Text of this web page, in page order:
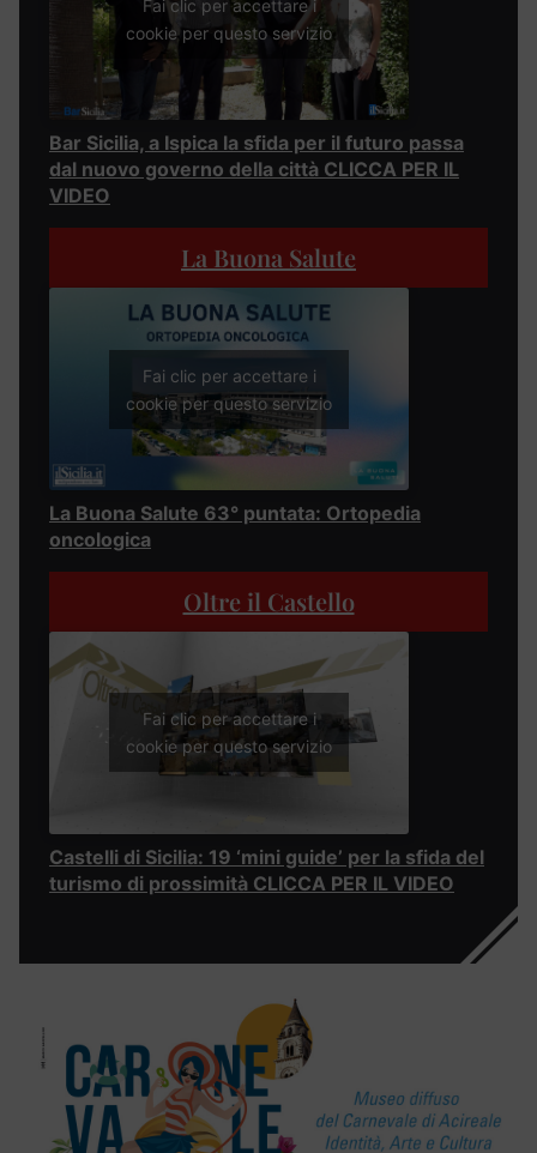
Fai clic per accettare i
cookie per questo servizio
Bar Sicilia, a Ispica la sfida per il futuro passa
dal nuovo governo della città CLICCA PER IL
VIDEO
La Buona Salute
Fai clic per accettare i
cookie per questo servizio
La Buona Salute 63° puntata: Ortopedia
oncologica
Oltre il Castello
Fai clic per accettare i
cookie per questo servizio
Castelli di Sicilia: 19 ‘mini guide’ per la sfida del
turismo di prossimità CLICCA PER IL VIDEO